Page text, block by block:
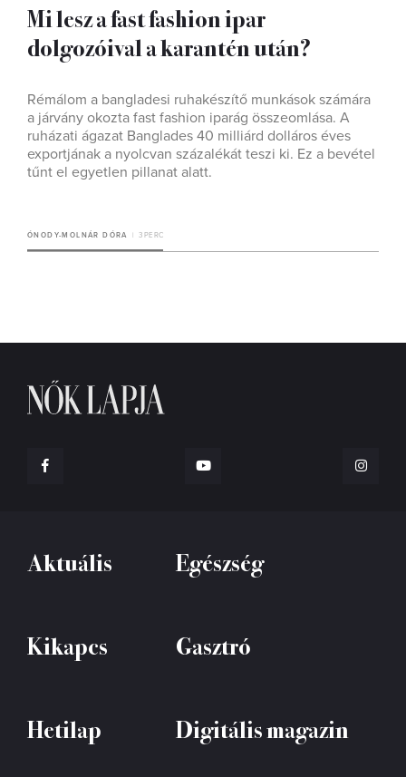
Mi lesz a fast fashion ipar
dolgozóival a karantén után?
Rémálom a bangladesi ruhakészítő munkások számára
a járvány okozta fast fashion iparág összeomlása. A
ruházati ágazat Banglades 40 milliárd dolláros éves
exportjának a nyolcvan százalékát teszi ki. Ez a bevétel
tűnt el egyetlen pillanat alatt.
ÓNODY-MOLNÁR DÓRA 3 PERC
Aktuális Egészség
Kikapcs Gasztró
Hetilap Digitális magazin